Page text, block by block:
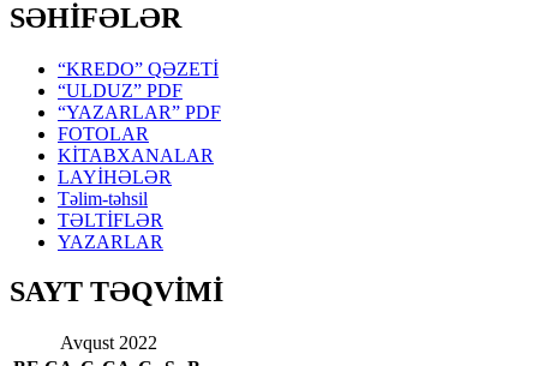
SƏHİFƏLƏR
“KREDO” QƏZETİ
“ULDUZ” PDF
“YAZARLAR” PDF
FOTOLAR
KİTABXANALAR
LAYİHƏLƏR
Təlim-təhsil
TƏLTİFLƏR
YAZARLAR
SAYT TƏQVİMİ
Avqust 2022